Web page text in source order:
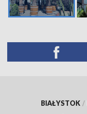
BIAŁYSTOK /